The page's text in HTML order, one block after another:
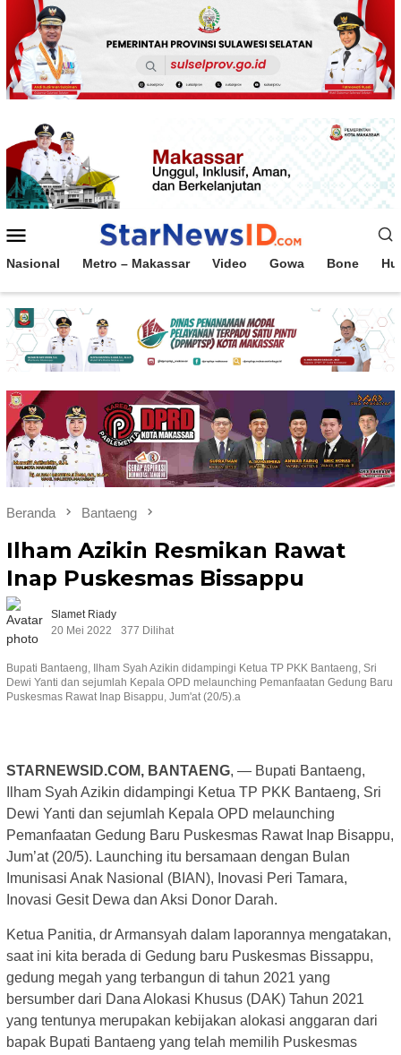
Loncat
konten
Mobile
Nasional Metro – Makassar Video Gowa Bone
Beranda Bantaeng
Ilham Azikin Resmikan Rawat
Inap Puskesmas Bissappu
Slamet Riady
20 Mei 2022
377 Dilihat
Bupati Bantaeng, Ilham Syah Azikin didampingi Ketua TP PKK Bantaeng, Sri
Dewi Yanti dan sejumlah Kepala OPD melaunching Pemanfaatan Gedung Baru
Puskesmas Rawat Inap Bisappu, Jum'at (20/5).a
STARNEWSID.COM, BANTAENG, — Bupati Bantaeng,
Ilham Syah Azikin didampingi Ketua TP PKK Bantaeng, Sri
Dewi Yanti dan sejumlah Kepala OPD melaunching
Pemanfaatan Gedung Baru Puskesmas Rawat Inap Bisappu,
Jum’at (20/5). Launching itu bersamaan dengan Bulan
Imunisasi Anak Nasional (BIAN), Inovasi Peri Tamara,
Inovasi Gesit Dewa dan Aksi Donor Darah.
Ketua Panitia, dr Armansyah dalam laporannya mengatakan,
saat ini kita berada di Gedung baru Puskesmas Bissappu,
gedung megah yang terbangun di tahun 2021 yang
bersumber dari Dana Alokasi Khusus (DAK) Tahun 2021
yang tentunya merupakan kebijakan alokasi anggaran dari
bapak Bupati Bantaeng yang telah memilih Puskesmas